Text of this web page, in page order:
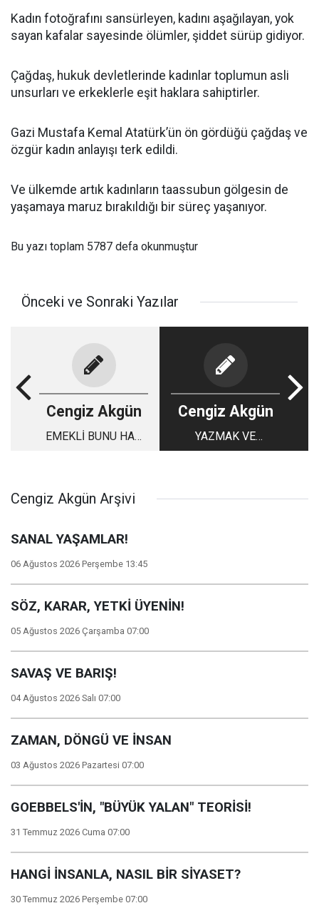
Kadın fotoğrafını sansürleyen, kadını aşağılayan, yok
sayan kafalar sayesinde ölümler, şiddet sürüp gidiyor.
Çağdaş, hukuk devletlerinde kadınlar toplumun asli
unsurları ve erkeklerle eşit haklara sahiptirler.
Gazi Mustafa Kemal Atatürk’ün ön gördüğü çağdaş ve
özgür kadın anlayışı terk edildi.
Ve ülkemde artık kadınların taassubun gölgesin de
yaşamaya maruz bırakıldığı bir süreç yaşanıyor.
Bu yazı toplam 5787 defa okunmuştur
Önceki ve Sonraki Yazılar
Cengiz Akgün
EMEKLİ BUNU HAK
Cengiz Akgün
YAZMAK VE
GAZETECİLİK
Cengiz Akgün Arşivi
SANAL YAŞAMLAR!
06 Ağustos 2026 Perşembe 13:45
SÖZ, KARAR, YETKİ ÜYENİN!
05 Ağustos 2026 Çarşamba 07:00
SAVAŞ VE BARIŞ!
04 Ağustos 2026 Salı 07:00
ZAMAN, DÖNGÜ VE İNSAN
03 Ağustos 2026 Pazartesi 07:00
GOEBBELS'İN, "BÜYÜK YALAN" TEORİSİ!
31 Temmuz 2026 Cuma 07:00
HANGİ İNSANLA, NASIL BİR SİYASET?
30 Temmuz 2026 Perşembe 07:00